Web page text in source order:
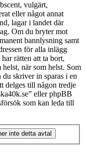
vulgärt,
eller något annat
lagar i landet där
Om du bryter mot
bannlysning samt
för alla inlägg
rätten att ta bort,
när som helst. Som
skriver in sparas i en
delges till någon tredje
eller phpBB
som kan leda till